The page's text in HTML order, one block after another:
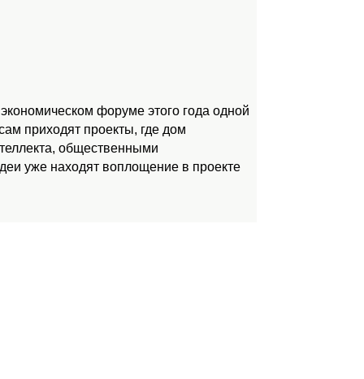
форуме этого года одной
приходят проекты, где дом
общественными
уже находят воплощение в проекте